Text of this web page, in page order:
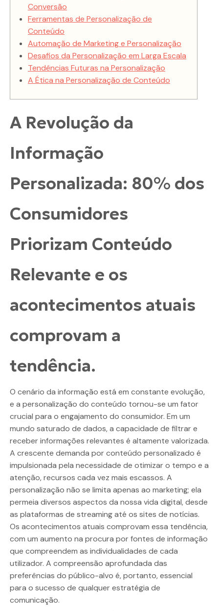
Conversão
Ferramentas de Personalização de
Conteúdo
Automação de Marketing e Personalização
Desafios da Personalização em Larga Escala
Tendências Futuras na Personalização
A Ética na Personalização de Conteúdo
A Revolução da
Informação
Personalizada: 80% dos
Consumidores
Priorizam Conteúdo
Relevante e os
acontecimentos atuais
comprovam a
tendência.
O cenário da informação está em constante evolução,
e a personalização do conteúdo tornou-se um fator
crucial para o engajamento do consumidor. Em um
mundo saturado de dados, a capacidade de filtrar e
receber informações relevantes é altamente valorizada.
A crescente demanda por conteúdo personalizado é
impulsionada pela necessidade de otimizar o tempo e a
atenção, recursos cada vez mais escassos. A
personalização não se limita apenas ao marketing; ela
permeia diversos aspectos da nossa vida digital, desde
as plataformas de streaming até os sites de notícias.
Os acontecimentos atuais comprovam essa tendência,
com um aumento na procura por fontes de informação
que compreendem as individualidades de cada
utilizador. A compreensão aprofundada das
preferências do público-alvo é, portanto, essencial
para o sucesso de qualquer estratégia de
comunicação.